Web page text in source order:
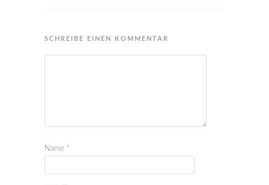
SCHREIBE EINEN KOMMENTAR
Name *